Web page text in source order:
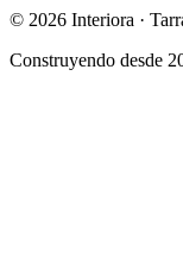
© 2026 Interiora ·
Construyendo desde